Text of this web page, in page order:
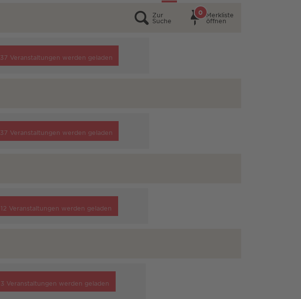
Zur
Suche
Merkliste
öffnen
0
37 Veranstaltungen werden geladen
37 Veranstaltungen werden geladen
12 Veranstaltungen werden geladen
3 Veranstaltungen werden geladen